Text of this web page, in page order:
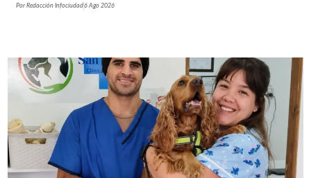
PorRedacción Infociudad6 Ago 2026